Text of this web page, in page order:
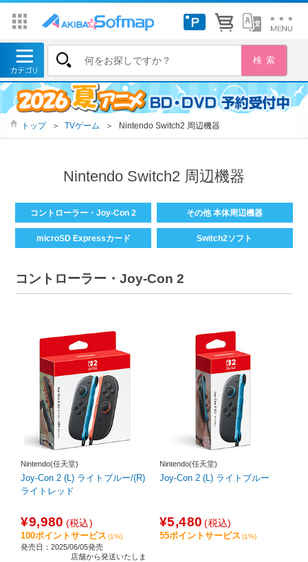
トップ ＞ TVゲーム ＞ Nintendo Switch2 周辺機器
Nintendo Switch2 周辺機器
コントローラー・Joy-Con 2 その他 本体周辺機器
microSD Expressカード Switch2ソフト
コントローラー・Joy-Con 2
Nintendo(任天堂)
Joy-Con 2 (L) ライトブルー/(R)
ライトレッド
¥9,980 (税込)
100ポイントサービス (1%)
発売日：2025/06/05発売
店舗から発送いたしま
Nintendo(任天堂)
Joy-Con 2 (L) ライトブルー
¥5,480 (税込)
55ポイントサービス (1%)